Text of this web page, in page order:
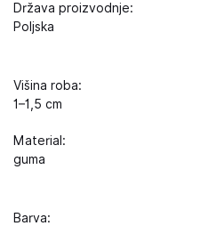
Država proizvodnje:
Poljska
Višina roba:
1–1,5 cm
Material:
guma
Barva: